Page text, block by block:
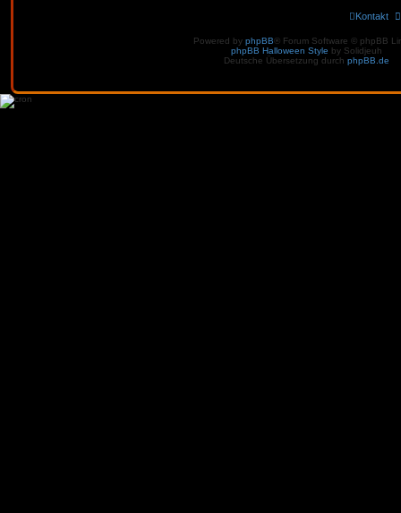
Kontakt
Powered by phpBB® Forum Software © phpBB
phpBB Halloween Style by Solidjeuh
Deutsche Übersetzung durch phpBB.de